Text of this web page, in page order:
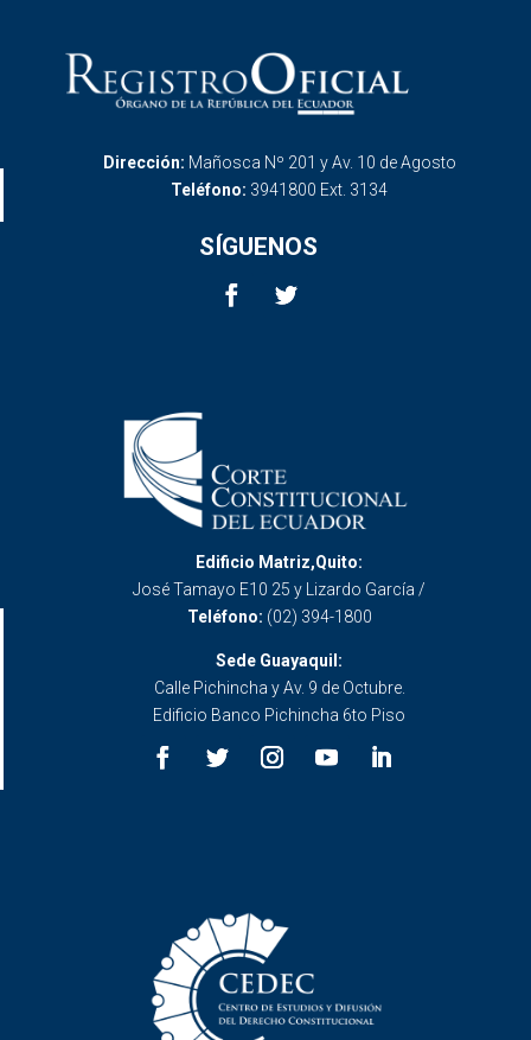
Dirección: Mañosca Nº 201 y Av. 10 de Agosto
Teléfono: 3941800 Ext. 3134
SÍGUENOS
Edificio Matriz,Quito:
José Tamayo E10 25 y Lizardo García /
Teléfono: (02) 394-1800
Sede Guayaquil:
Calle Pichincha y Av. 9 de Octubre.
Edificio Banco Pichincha 6to Piso